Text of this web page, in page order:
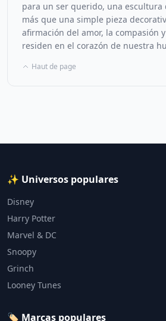
para un ser querido, una escultura
más que una simple pieza
afirmación del amor, la compasión
residen en el corazón de nuestra
Haut de page
✨ Universos populares
Disney
Harry Potter
Marvel & DC
Snoopy
Grinch
Looney Tunes
🏷️ Marcas populares